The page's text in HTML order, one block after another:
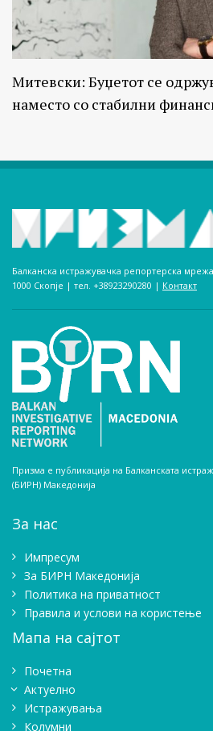
Митевски: Буџетот се
наместо со стабилни
Балканска истражувачка репортерска
1000 Скопје | тел. +38923290280­ | Контакт
Призма е публикација на Балканската
(БИРН) Македонија
За нас
Импресум
Зa БИРН Македонија
Политика на приватност
Правила и услови на користење
Мапа на сајтот
Почетна
Актуелно
Истражувањa
Колумни